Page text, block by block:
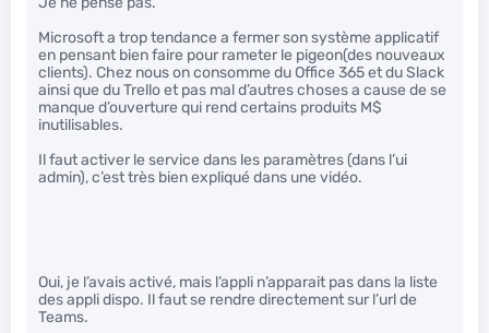
Microsoft a trop tendance a fermer son système applicatif
en pensant bien faire pour rameter le pigeon(des nouveaux
clients). Chez nous on consomme du Office 365 et du Slack
ainsi que du Trello et pas mal d’autres choses a cause de se
manque d’ouverture qui rend certains produits M$
inutilisables.
Il faut activer le service dans les paramètres (dans l’ui
admin), c’est très bien expliqué dans une vidéo.
Oui, je l’avais activé, mais l’appli n’apparait pas dans la liste
des appli dispo. Il faut se rendre directement sur l’url de
Teams.